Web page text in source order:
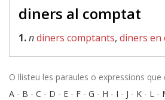
diners al comptat
1.ndiners comptants, diners en
O llisteu les paraules o expressions que
A - B - C - D - E - F - G - H - I - J - K - L -